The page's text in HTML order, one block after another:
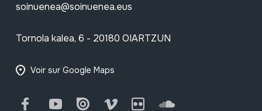
soinuenea@soinuenea.eus
Tornola kalea, 6 - 20180 OIARTZUN
Voir sur Google Maps
FacebookYoutube Issuu Vimeo Flickr SoundCloud